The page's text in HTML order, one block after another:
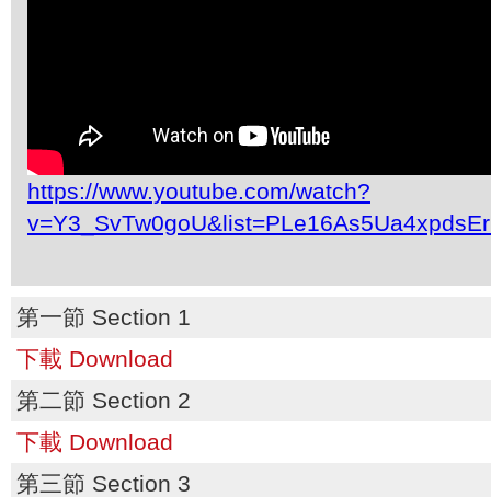
https://www.youtube.com/watch?
第一節 Section 1
下載 Download
第二節 Section 2
下載 Download
第三節 Section 3